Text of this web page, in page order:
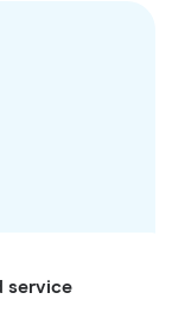
service